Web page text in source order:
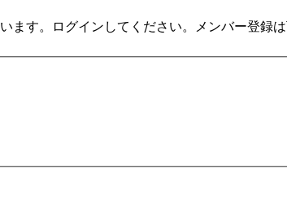
ます。ログインしてください。メンバー登録